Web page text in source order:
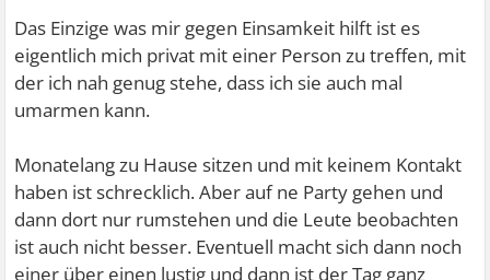
Das Einzige was mir gegen Einsamkeit hilft ist es
eigentlich mich privat mit einer Person zu treffen, mit
der ich nah genug stehe, dass ich sie auch mal
umarmen kann.
Monatelang zu Hause sitzen und mit keinem Kontakt
haben ist schrecklich. Aber auf ne Party gehen und
dann dort nur rumstehen und die Leute beobachten
ist auch nicht besser. Eventuell macht sich dann noch
einer über einen lustig und dann ist der Tag ganz